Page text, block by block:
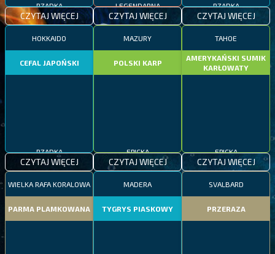
RZADKA
CZYTAJ WIĘCEJ
LEGENDARNA
CZYTAJ WIĘCEJ
RZADKA
CZYTAJ WIĘCEJ
HOKKAIDO
CEFAL JAPOŃSKI
RZADKA
CZYTAJ WIĘCEJ
MAZURY
POLSKI KARP
EPICKA
CZYTAJ WIĘCEJ
TAHOE
AMERYKAŃSKI SUMIK
KARŁOWATY
EPICKA
CZYTAJ WIĘCEJ
WIELKA RAFA KORALOWA
PARMA PLAMKOWANA
MADERA
TYGRYS PIASKOWY
SVALBARD
PRZERAZA